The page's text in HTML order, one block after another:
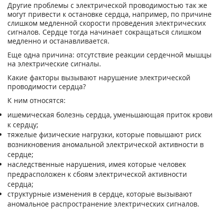
Другие проблемы с электрической проводимостью так же
могут привести к остановке сердца, например, по причине
слишком медленной скорости проведения электрических
сигналов. Сердце тогда начинает сокращаться слишком
медленно и останавливается.
Еще одна причина: отсутствие реакции сердечной мышцы
на электрические сигналы.
Какие факторы вызывают нарушение электрической
проводимости сердца?
К ним относятся:
ишемическая болезнь сердца, уменьшающая приток крови
к сердцу;
тяжелые физические нагрузки, которые повышают риск
возникновения аномальной электрической активности в
сердце;
наследственные нарушения, имея которые человек
предрасположен к сбоям электрической активности
сердца;
структурные изменения в сердце, которые вызывают
аномальное распространение электрических сигналов.